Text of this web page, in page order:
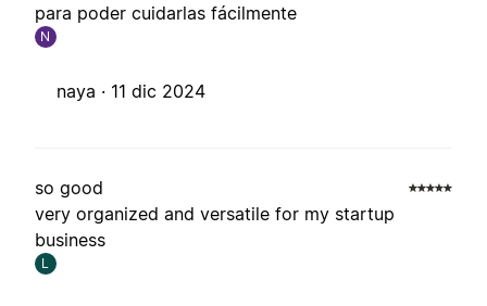
para poder cuidarlas fácilmente
N
naya · 11 dic 2024
so good
very organized and versatile for my startup
business
L